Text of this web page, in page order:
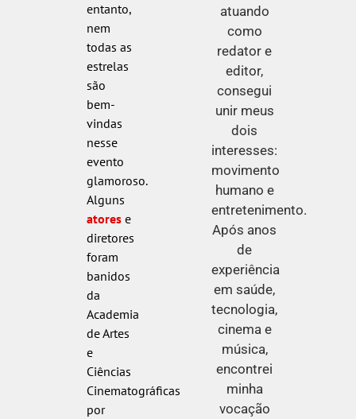
entanto,
nem
todas as
estrelas
são
bem-
vindas
nesse
evento
glamoroso.
Alguns
atorese
diretores
foram
banidos
da
Academia
de Artes
e
Ciências
Cinematográficas
por
atuando
como
redator e
editor,
consegui
unir meus
dois
interesses:
movimento
humano e
entretenimento.
Após anos
de
experiência
em saúde,
tecnologia,
cinema e
música,
encontrei
minha
vocação